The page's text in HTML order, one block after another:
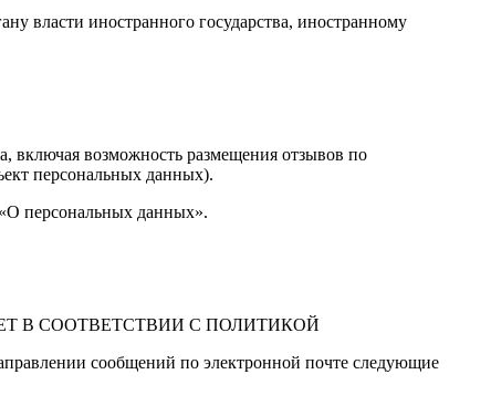
власти иностранного государства, иностранному
включая возможность размещения отзывов по
персональных данных).
персональных данных».
В СООТВЕТСТВИИ С ПОЛИТИКОЙ
сообщений по электронной почте следующие